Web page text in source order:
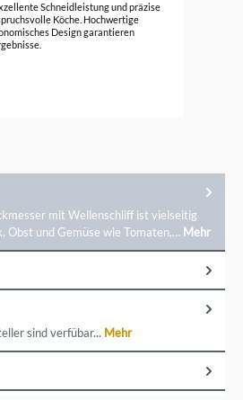
Schneidleistung und präzise
Köche. Hochwertige
Design garantieren
mit Wellenschliff ist vielseitig
Obst und Gemüse wie Tomaten,… Mehr
sind verfübar... Mehr